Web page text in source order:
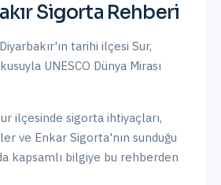
Sigorta Rehberi
Diyarbakır'ın tarihi ilçesi Sur,
UNESCO Dünya Mirası
ilçesinde sigorta ihtiyaçları,
ve Enkar Sigorta'nın sunduğu
kapsamlı bilgiye bu rehberden